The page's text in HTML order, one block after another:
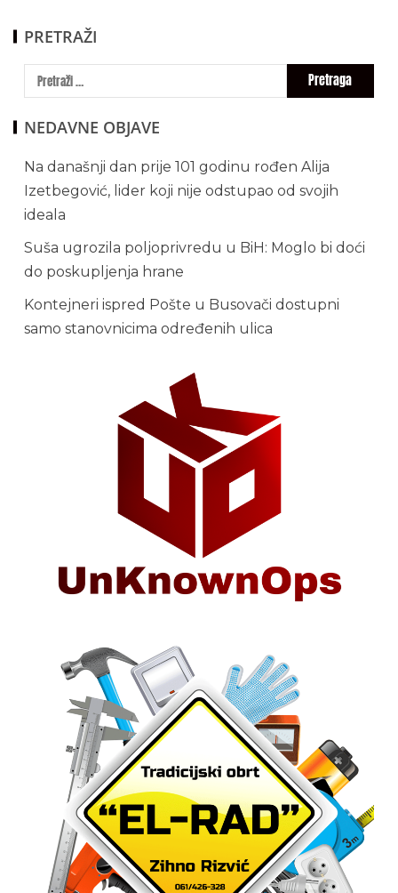
PRETRAŽI
NEDAVNE OBJAVE
Na današnji dan prije 101 godinu rođen Alija
Izetbegović, lider koji nije odstupao od svojih
ideala
Suša ugrozila poljoprivredu u BiH: Moglo bi doći
do poskupljenja hrane
Kontejneri ispred Pošte u Busovači dostupni
samo stanovnicima određenih ulica